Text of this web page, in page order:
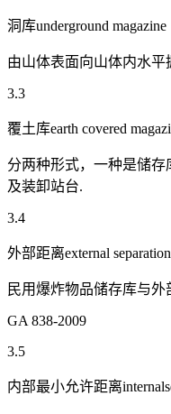
洞库underground magazine
由山体表面向山体内水
3.3
覆土库earth covered
分两种形式，一种是储
及装卸站台.
3.4
外部距离external
民用爆炸物品储存库与
GA 838-2009
3.5
内部最小允许距离